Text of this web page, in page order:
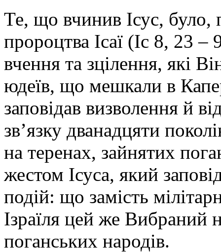
Те, що вчинив Ісус,
пророцтва Ісаї (Іс 8, 23
вчення та зцілення, які
юдеїв, що мешкали в
заповідав визволення й
зв’язку дванадцяти
на теренах, зайнятих
жестом Ісуса, який
подій: що замість
Ізраїля цей же Вибраний
поганських народів.